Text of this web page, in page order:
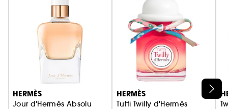
Ignorer le carrousel produits
HERMÈS
Jour d'Hermès Absolu
HERMÈS
Tutti Twilly d'Hermès